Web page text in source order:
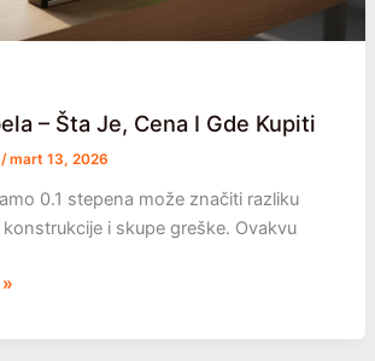
– Šta Je, Cena I Gde Kupiti
/mart 13, 2026
0.1 stepena može značiti razliku
i skupe greške. Ovakvu